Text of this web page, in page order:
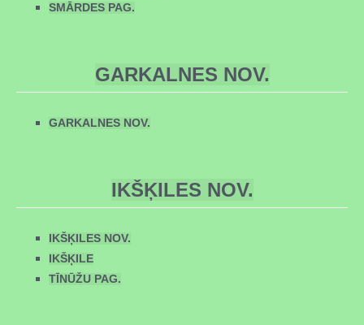
SMĀRDES PAG.
GARKALNES NOV.
GARKALNES NOV.
IKŠĶILES NOV.
IKŠĶILES NOV.
IKŠĶILE
TĪNŪŽU PAG.